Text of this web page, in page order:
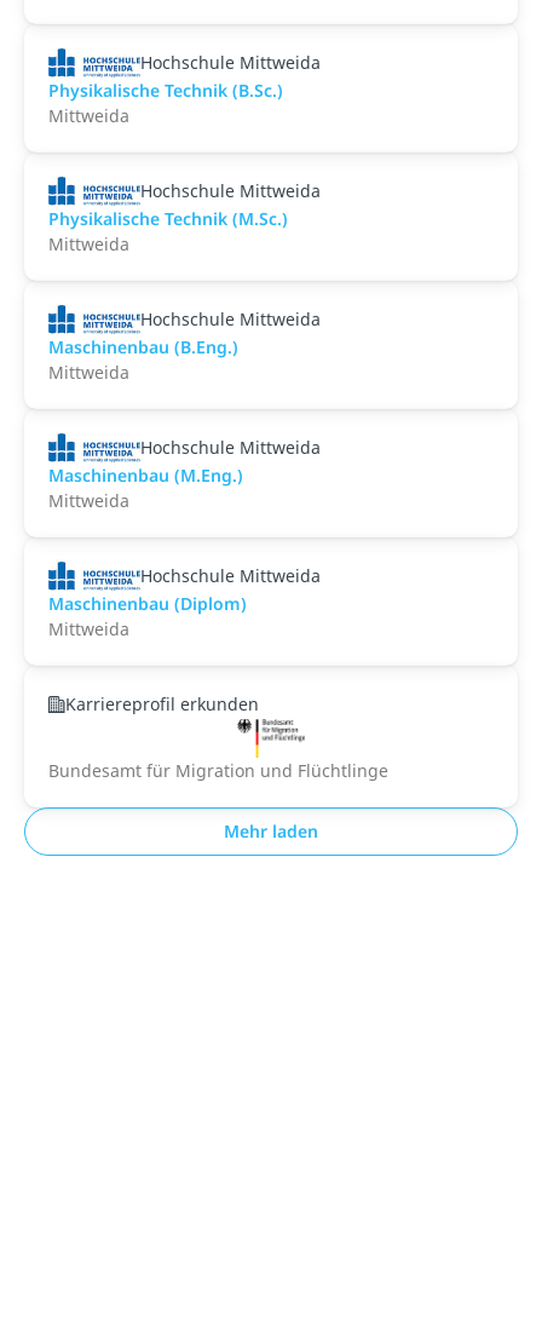
Hochschule Mittweida
Physikalische Technik (B.Sc.)
Mittweida
Hochschule Mittweida
Physikalische Technik (M.Sc.)
Mittweida
Hochschule Mittweida
Maschinenbau (B.Eng.)
Mittweida
Hochschule Mittweida
Maschinenbau (M.Eng.)
Mittweida
Hochschule Mittweida
Maschinenbau (Diplom)
Mittweida
Karriereprofil erkunden
Bundesamt für Migration und Flüchtlinge
Mehr laden